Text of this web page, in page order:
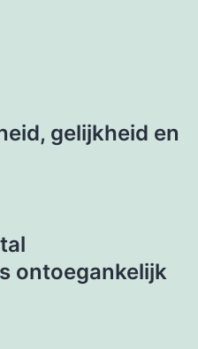
gelijkheid en
ontoegankelijk